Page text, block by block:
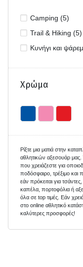
Camping (5)
Trail & Hiking (5)
Κυνήγι και
Χρώμα
Ρίξτε μια ματιά στην
αθλητικών αξεσουάρ μας
που χρειάζεστε για
ποδόσφαιρο, τρέξιμο και
εάν πρόκειται για τσάντες,
καπέλα, πορτοφόλια ή
όλα σε top τιμές. Εάν
στο online αθλητικό
καλύτερες προσφορές!